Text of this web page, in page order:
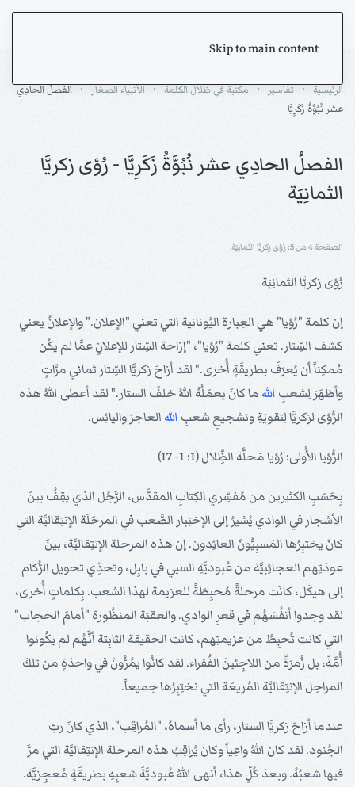
Skip to main content
الرئيسية تفاسير مكتبة في ظلال الكلمة الأنبياء الصغار
الفصلُ الحادِي
عشر نُبُوَّةُ زَكَرِيَّا
الفصلُ الحادِي عشر نُبُوَّةُ زَكَرِيَّا - رُؤى زكريَّا
الثمانِيَة
الصفحة 4 من 5: رُؤى زكريَّا الثمانِيَة
رُؤى زكريَّا الثمانِيَة
إن كلمة "رُؤيا" هي العِبارة اليُونانية التي تعني "الإعلان." والإعلانُ يعني
كشف السِّتار. تعني كلمة "رُؤيا"، "إزاحة السِّتار للإعلانِ عمَّا لم يكُن
مُمكِناً أن يُعرَفَ بطريقَةٍ أُخرى." لقد أزاحَ زكريَّا السِّتار ثماني مرَّاتٍ
وأظهَرَ لِشعبِ الله ما كانَ يعمَلُهُ اللهُ خلفَ الستار." لقد أعطى اللهُ هذه
الرُّؤى لزكريَّا لِتقويَةِ وتشجيعِ شعبِ الله العاجز واليائِس.
الرُّؤيا الأُولى: رُؤيا مَحلَّة الظِّلال (1: 1- 17)
بِحَسَبِ الكثيرين من مُفسِّري الكِتابِ المقدَّس، الرَّجُل الذي يقِفُ بينَ
الأشجار في الوادي يُشيرُ إلى الإختِبار الصَّعب في المرحَلَة الإنتِقاليَّة التي
كانَ يختبِرُها المَسبِيُّونَ العائِدون. إن هذه المرحلة الإنتِقاليَّة، بينَ
عودَتِهم العجائِبيَّة من عُبوديَّةِ السبي في بابِل، وتحدِّي تحويل الرُّكام
إلى هيكَل، كانَت مرحلةً مُحبِطَةً للعزيمة لهذا الشعب. بِكلماتٍ أُخرى،
لقد وجدوا أنفُسَهُم في قعرِ الوادي. والعقبَة المنظُورة "أمامَ الحجاب"
التي كانت تُحبِطُ من عزيمتِهم، كانت الحقيقة الثابِتة أنَّهُم لم يكُونوا
أُمَّةً، بل زُمرَةً من اللاجِئينَ الفُقراء. لقد كانُوا يمُرُّونَ في واحدَةٍ من تلكَ
المراحِل الإنتِقاليَّة المُريعَة التي نختِبِرُها جميعاً.
عندما أزاحَ زكريَّا الستار، رأى ما أسماهُ، "المُراقِب"، الذي كانَ ربّ
الجُنود. لقد كان اللهُ واعِياً وكان يُراقِبُ هذه المرحلة الإنتِقاليَّة التي مرَّ
فيها شعبُهُ. وبعدَ كُلِّ هذا، أنهى اللهُ عُبوديَّةَ شعبِهِ بطريقَةٍ مُعجِزيَّة.